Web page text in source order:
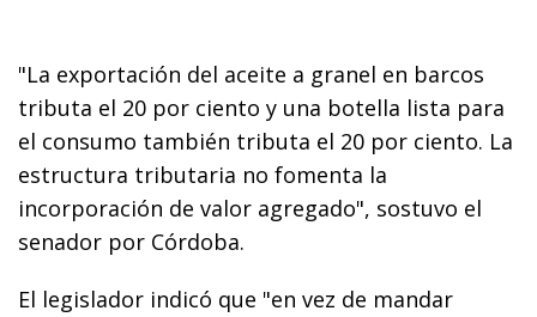
"La exportación del aceite a granel en barcos
tributa el 20 por ciento y una botella lista para
el consumo también tributa el 20 por ciento. La
estructura tributaria no fomenta la
incorporación de valor agregado", sostuvo el
senador por Córdoba.
El legislador indicó que "en vez de mandar